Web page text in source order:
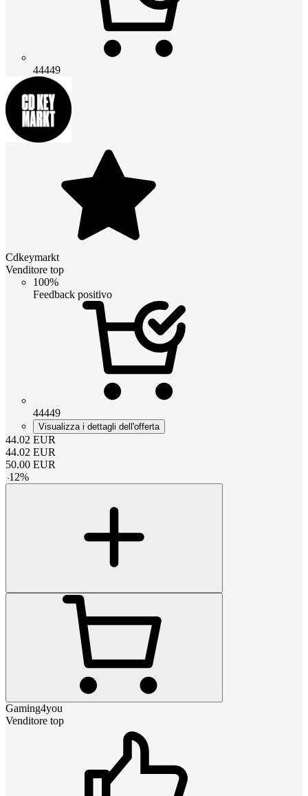
44449
Cdkeymarkt
Venditore top
100%
Feedback positivo
44449
Visualizza i dettagli dell'offerta
44.02 EUR
44.02 EUR
50.00 EUR
-12%
Gaming4you
Venditore top